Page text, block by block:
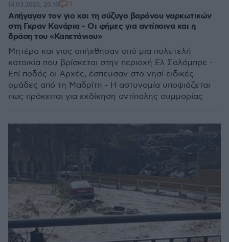
Απήγαγαν τον γιο και τη σύζυγο βαρόνου ναρκωτικών
στη Γκραν Κανάρια - Οι φήμες για αντίποινα και η
δράση του «Καπετάνιου»
Μητέρα και γιος απήχθησαν από μια πολυτελή
κατοικία που βρίσκεται στην περιοχή Ελ Σαλόμπρε -
Επί ποδός οι Αρχές, έσπευσαν στο νησί ειδικές
ομάδες από τη Μαδρίτη - Η αστυνομία υποψιάζεται
πως πρόκειται για εκδίκηση αντίπαλης συμμορίας
14.03.2025, 20:10 1